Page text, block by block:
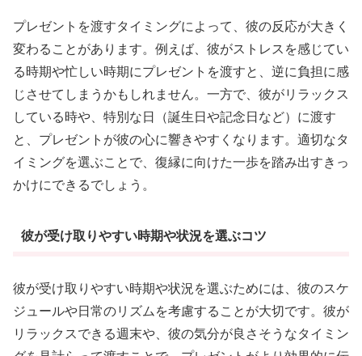
プレゼントを渡すタイミングによって、彼の反応が大きく
変わることがあります。例えば、彼がストレスを感じてい
る時期や忙しい時期にプレゼントを渡すと、逆に負担に感
じさせてしまうかもしれません。一方で、彼がリラックス
している時や、特別な日（誕生日や記念日など）に渡す
と、プレゼントが彼の心に響きやすくなります。適切なタ
イミングを選ぶことで、復縁に向けた一歩を踏み出すきっ
かけにできるでしょう。
彼が受け取りやすい時期や状況を選ぶコツ
彼が受け取りやすい時期や状況を選ぶためには、彼のスケ
ジュールや日常のリズムを考慮することが大切です。彼が
リラックスできる週末や、彼の気分が良さそうなタイミン